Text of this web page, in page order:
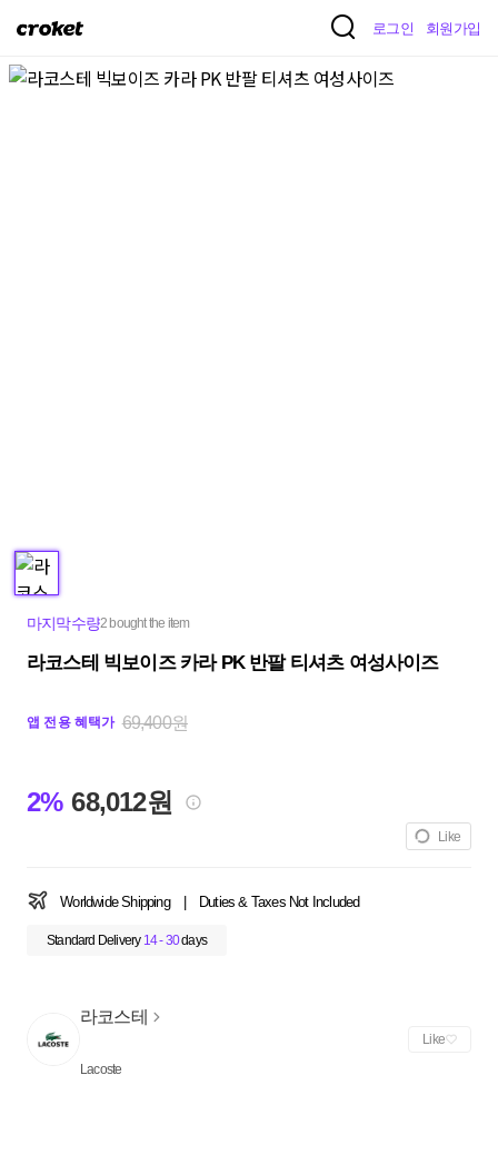
크
켓
로그인 회원가입
마지막수량2 bought the item
라코스테 빅보이즈 카라 PK 반팔 티셔츠 여성사이즈
앱 전용 혜택가 69,400원
2% 68,012원
Like
Worldwide Shipping Duties & Taxes Not Included
Standard Delivery 14 - 30days
라코스테
Lacoste
Like